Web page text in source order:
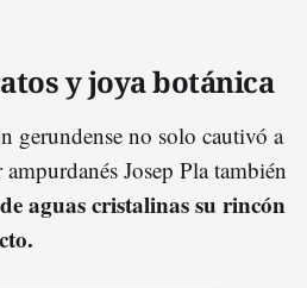
y joya botánica
gerundense no solo cautivó a
Josep Pla también
aguas cristalinas su rincón